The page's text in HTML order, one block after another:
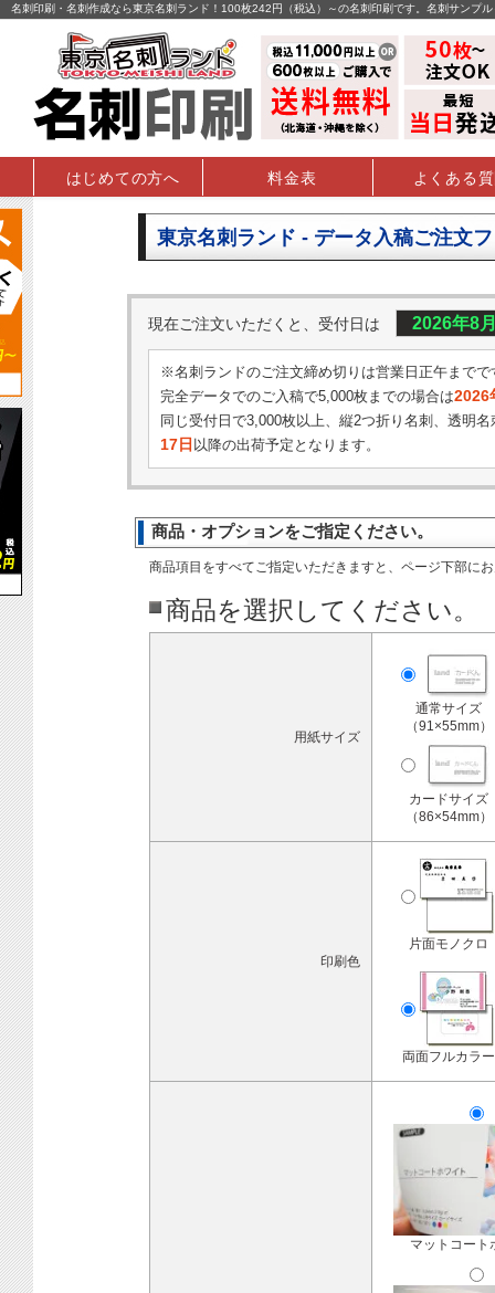
名刺印刷・名刺作成なら東京名刺ランド！100枚242円（税込）～の名刺印刷です。名刺サンプ
はじめての方へ 料金表 よくある
東京名刺ランド - データ入稿ご注文
現在ご注文いただくと、受付日は 2026年8
※名刺ランドのご注文締め切りは営業日正午までで
完全データでのご入稿で5,000枚までの場合は2026
同じ受付日で3,000枚以上、縦2つ折り名刺、透明名
17日 以降の出荷予定となります。
商品・オプションをご指定ください。
商品項目をすべてご指定いただきますと、ページ下部に
商品を選択してください。
用紙サイズ
通常サイズ
（91×55mm）
カードサイズ
（86×54mm）
印刷色
片面モノクロ
両面フルカラー
マットコート